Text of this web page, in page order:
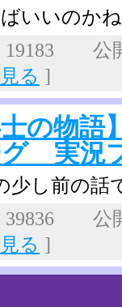
いいのか
19183 公
る ]
士の物
グ 実況
少し前の話
39836
る ]